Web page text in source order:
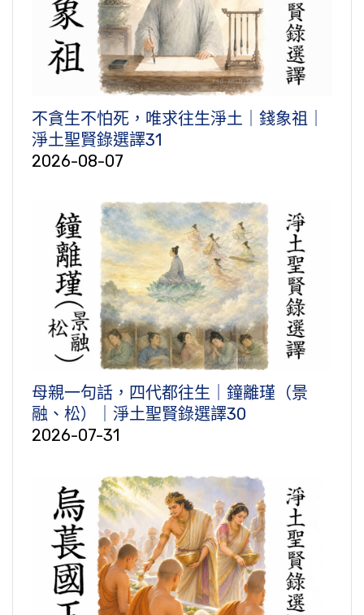
不貪生不怕死，唯求往生淨土｜錢象祖｜
淨土聖賢錄選譯31
2026-08-07
母親一句話，四代都往生｜鐘離瑾（景
融、松）｜淨土聖賢錄選譯30
2026-07-31